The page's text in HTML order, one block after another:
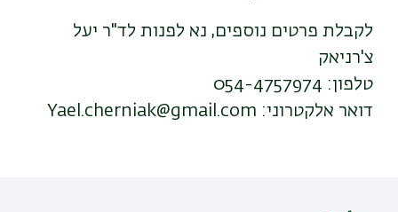
לקבלת פרטים נוספים, נא לפנות לד"ר יעל
צ'רניאק
טלפון: 054-4757974
דואר אלקטרוני: Yael.cherniak@gmail.com